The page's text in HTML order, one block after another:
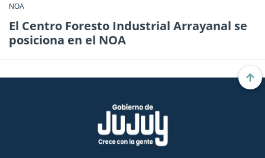
NOA
El Centro Foresto Industrial Arrayanal se
posiciona en el NOA